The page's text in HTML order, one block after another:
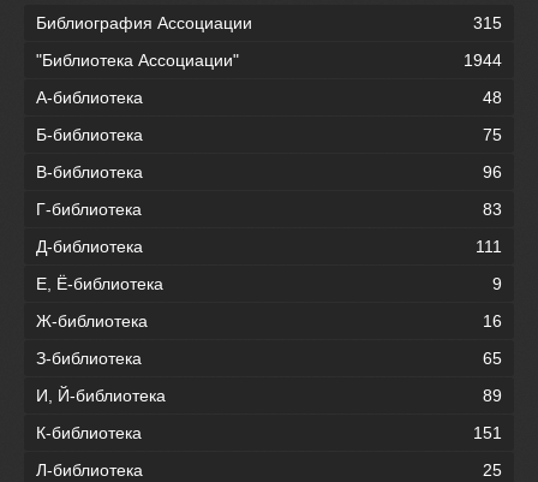
Библиография Ассоциации
315
"Библиотека Ассоциации"
1944
А-библиотека
48
Б-библиотека
75
В-библиотека
96
Г-библиотека
83
Д-библиотека
111
Е, Ё-библиотека
9
Ж-библиотека
16
З-библиотека
65
И, Й-библиотека
89
К-библиотека
151
Л-библиотека
25